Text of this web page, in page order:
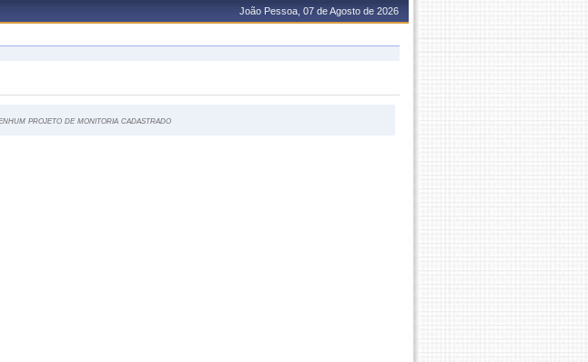
João Pessoa, 07 de Agosto de 2026
projeto de monitoria cadastrado